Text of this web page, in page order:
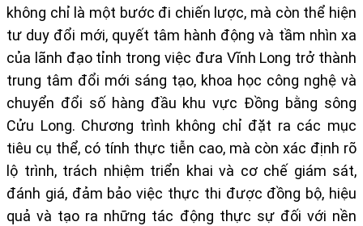
không chỉ là một bước đi chiến lược, mà còn thể hiện
tư duy đổi mới, quyết tâm hành động và tầm nhìn xa
của lãnh đạo tỉnh trong việc đưa Vĩnh Long trở thành
trung tâm đổi mới sáng tạo, khoa học công nghệ và
chuyển đổi số hàng đầu khu vực Đồng bằng sông
Cửu Long. Chương trình không chỉ đặt ra các mục
tiêu cụ thể, có tính thực tiễn cao, mà còn xác định rõ
lộ trình, trách nhiệm triển khai và cơ chế giám sát,
đánh giá, đảm bảo việc thực thi được đồng bộ, hiệu
quả và tạo ra những tác động thực sự đối với nền